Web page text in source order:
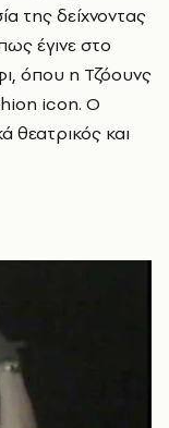
της δείχνοντας
έγινε στο
όπου η Τζόουνς
icon. Ο
θεατρικός και